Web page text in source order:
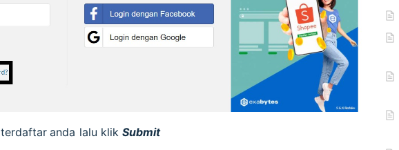
terdaftar anda lalu klik Submit